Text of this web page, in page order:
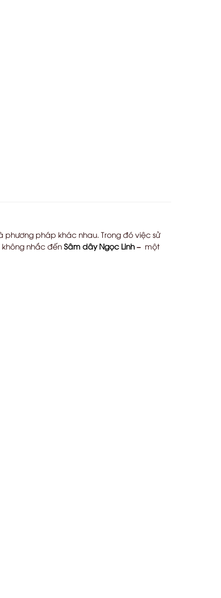
pháp khác nhau. Trong đó việc sử
nhắc đếnSâm dây Ngọc Linh– một